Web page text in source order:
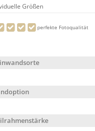
Größen
perfekte Fotoqualität